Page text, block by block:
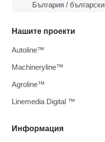
България / български
Информация
Нашите проекти
Autoline™
Machineryline™
Agroline™
Linemedia Digital ™